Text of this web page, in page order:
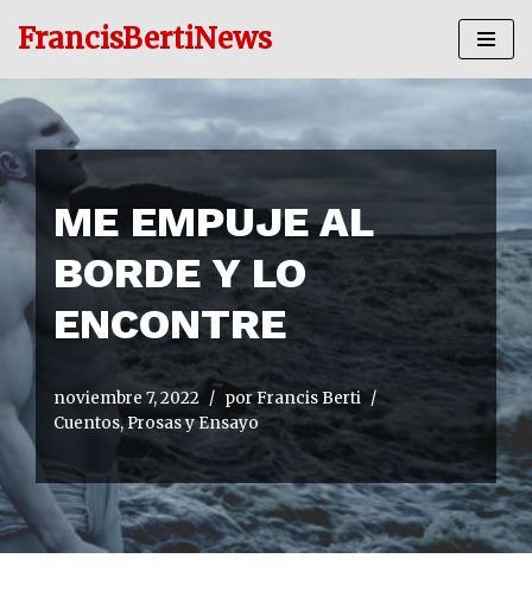
al
contenido
FrancisBertiNews
ME EMPUJE AL
BORDE Y LO
ENCONTRE
noviembre 7, 2022 porFrancis Berti
Cuentos, Prosas y Ensayo